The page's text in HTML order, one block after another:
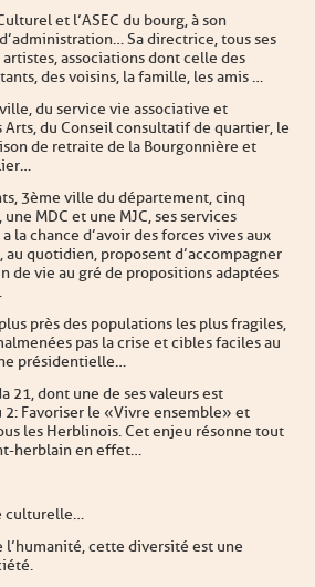
et l’ASEC du bourg, à son
Sa directrice, tous ses
associations dont celle des
des voisins, la famille, les amis …
du service vie associative et
Arts, du Conseil consultatif de quartier, le
de retraite de la Bourgonnière et
3ème ville du département, cinq
MDC et une MJC, ses services
la chance d’avoir des forces vives aux
au quotidien, proposent d’accompagner
de vie au gré de propositions adaptées
près des populations les plus fragiles,
pas la crise et cibles faciles au
présidentielle…
21, dont une de ses valeurs est
: Favoriser le « Vivre ensemble » et
les Herblinois. Cet enjeu résonne tout
herblain en effet…
culturelle…
l’humanité, cette diversité est une